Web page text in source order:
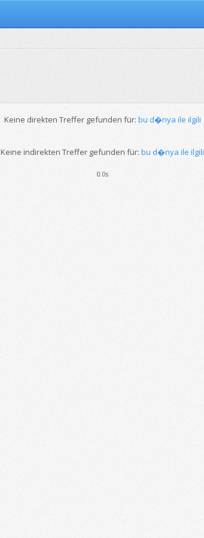
Keine direkten Treffer gefunden für: bu d�nya ile ilgili
Keine indirekten Treffer gefunden für: bu d�nya ile ilgili
0.0s